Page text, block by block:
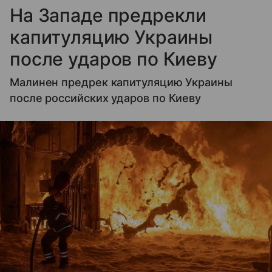
На Западе предрекли
капитуляцию Украины
после ударов по Киеву
Малинен предрек капитуляцию Украины
после российских ударов по Киеву